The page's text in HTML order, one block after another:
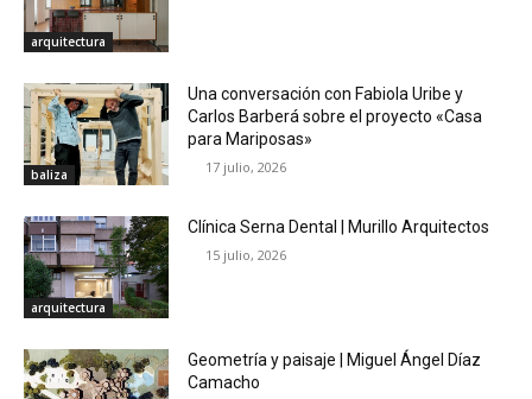
arquitectura
baliza
Una conversación con Fabiola Uribe y
Carlos Barberá sobre el proyecto «Casa
para Mariposas»
17 julio, 2026
arquitectura
Clínica Serna Dental | Murillo Arquitectos
15 julio, 2026
Geometría y paisaje | Miguel Ángel Díaz
Camacho